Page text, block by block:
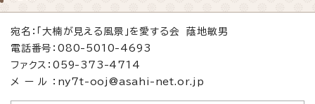
宛名：「大楠が見える風景」を愛する会 蔭地敏男
電話番号：080-5010-4693
ファクス：059-373-4714
メ ー ル ：ny7t-ooj@asahi-net.or.jp